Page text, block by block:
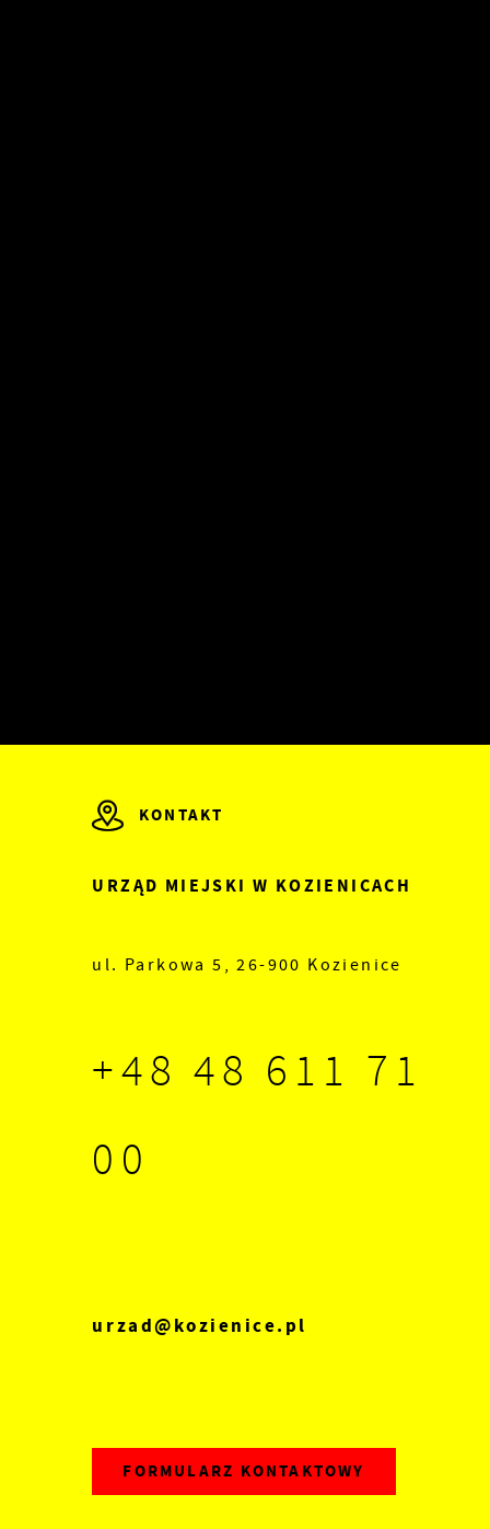
KONTAKT
URZĄD MIEJSKI W KOZIENICACH
ul. Parkowa 5, 26-900 Kozienice
+48 48 611 71
00
urzad@kozienice.pl
FORMULARZ KONTAKTOWY